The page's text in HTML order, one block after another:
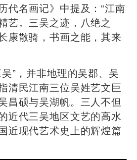
代名画记》中提及：“江南
艺。三吴之迹，八绝之
康散骑，书画之能，其来
”，并非地理的吴郡、吴
清民江南三位吴姓艺文巨
硕与吴湖帆。三人不但
近代三吴地区文艺的高水
近现代艺术史上的辉煌篇